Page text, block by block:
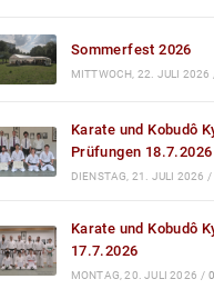
Sommerfest 2026
MITTWOCH, 22. JULI 2026
Karate und Kobudô
Prüfungen 18.7.2026
DIENSTAG, 21. JULI 2026 /
Karate und Kobudô
17.7.2026
MONTAG, 20. JULI 2026 /